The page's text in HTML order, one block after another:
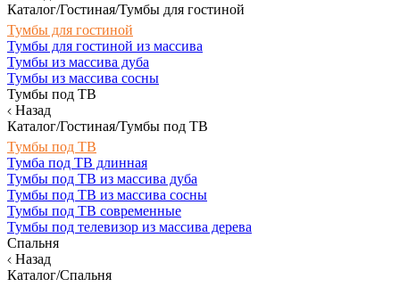
Каталог/Гостиная/Тумбы для гостиной
Тумбы для гостиной
Тумбы для гостиной из массива
Тумбы из массива дуба
Тумбы из массива сосны
Тумбы под ТВ
Назад
Каталог/Гостиная/Тумбы под ТВ
Тумбы под ТВ
Тумба под ТВ длинная
Тумбы под ТВ из массива дуба
Тумбы под ТВ из массива сосны
Тумбы под ТВ современные
Тумбы под телевизор из массива дерева
Спальня
Назад
Каталог/Спальня